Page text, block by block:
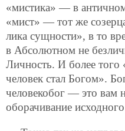
«мистика» — в
«мист» — тот же
лика сущности», в то
в Абсолютном не
Личность. И более того
человек стал Богом».
человекобог — это вам
оборачивание